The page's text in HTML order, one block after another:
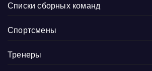
Списки сборных команд
Спортсмены
Тренеры